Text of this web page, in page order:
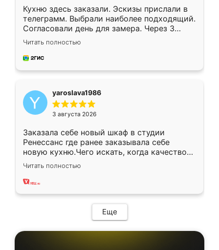
Кухню здесь заказали. Эскизы прислали в
телеграмм. Выбрали наиболее подходящий.
Согласовали день для замера. Через 3
недели кухня была уже готова. Остались
довольны работой. Спасибо Ренессанс
мебель за качественную работу!
Читать полностью
yaroslava1986
3 августа 2026
Заказала себе новый шкаф в студии
Ренессанс где ранее заказывала себе
новую кухню.Чего искать, когда качеством
вполне довольна. Служит кухня уже почти
два года, нареканий нет.
Читать полностью
Еще